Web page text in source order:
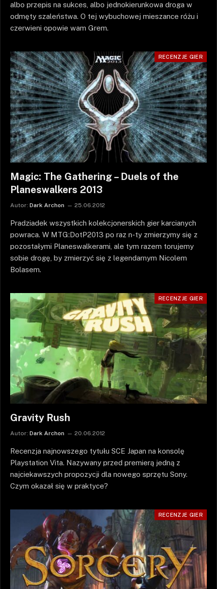
albo przepis na sukces, albo jednokierunkowa droga w
odmęty szaleństwa. O tej wybuchowej mieszance różu i
czerwieni opowie wam Grem.
RECENZJE GIER
Magic: The Gathering – Duels of the
Planeswalkers 2013
Autor: Dark Archon 25.06.2012
Pradziadek wszystkich kolekcjonerskich gier karcianych
powraca. W MTG:DotP2013 po raz n-ty zmierzymy się z
pozostałymi Planeswalkerami, ale tym razem torujemy
sobie drogę, by zmierzyć się z legendarnym Nicolem
Bolasem.
RECENZJE GIER
Gravity Rush
Autor: Dark Archon 20.06.2012
Recenzja najnowszego tytułu SCE Japan na konsolę
Playstation Vita. Nazywany przed premierą jedną z
najciekawszych propozycji dla nowego sprzętu Sony.
Czym okazał się w praktyce?
RECENZJE GIER